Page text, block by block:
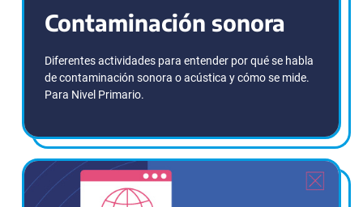
Contaminación sonora
Diferentes actividades para entender por qué se habla
de contaminación sonora o acústica y cómo se mide.
Para Nivel Primario.